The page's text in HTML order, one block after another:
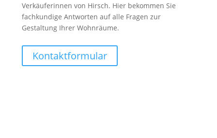
Verkäuferinnen von Hirsch. Hier bekommen Sie
fachkundige Antworten auf alle Fragen zur
Gestaltung Ihrer Wohnräume.
Kontaktformular